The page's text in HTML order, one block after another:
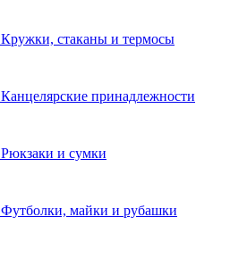
Кружки, стаканы и термосы
Канцелярские принадлежности
Рюкзаки и сумки
Футболки, майки и рубашки